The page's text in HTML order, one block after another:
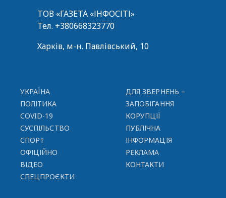
ТОВ «ГАЗЕТА «ІНФОСІТІ»
Тел. +380668323770
Харків, м-н. Павлівський, 10
УКРАЇНА
ПОЛІТИКА
COVID-19
СУСПІЛЬСТВО
СПОРТ
ОФІЦІЙНО
ВІДЕО
СПЕЦПРОЄКТИ
ДЛЯ ЗВЕРНЕНЬ –
ЗАПОБІГАННЯ
КОРУПЦІЇ
ПУБЛІЧНА
ІНФОРМАЦІЯ
РЕКЛАМА
КОНТАКТИ